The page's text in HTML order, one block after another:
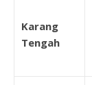
Karang
Tengah